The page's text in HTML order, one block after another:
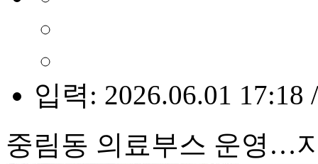
입력: 2026.06.01 17:18
중림동 의료부스 운영…